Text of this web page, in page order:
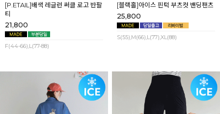
[P.ETAIL]배색 레글런 써클 로고 반팔
티
21,800
F(44-66),L(77-88)
[블랙홀]아이스 핀턱 부츠컷 밴딩팬츠
25,800
S(55),M(66),L(77),XL(88)